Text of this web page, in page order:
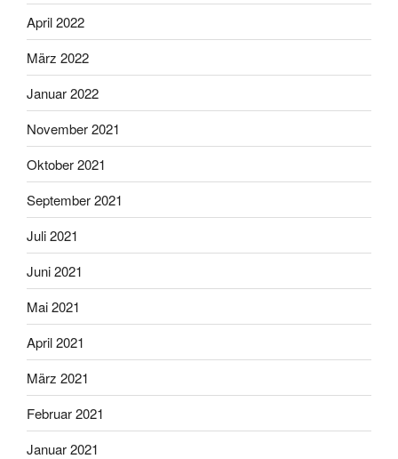
April 2022
März 2022
Januar 2022
November 2021
Oktober 2021
September 2021
Juli 2021
Juni 2021
Mai 2021
April 2021
März 2021
Februar 2021
Januar 2021